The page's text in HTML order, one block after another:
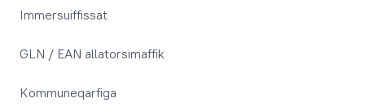
Immersuiffissat
GLN / EAN allatorsimaffik
Kommuneqarfiga